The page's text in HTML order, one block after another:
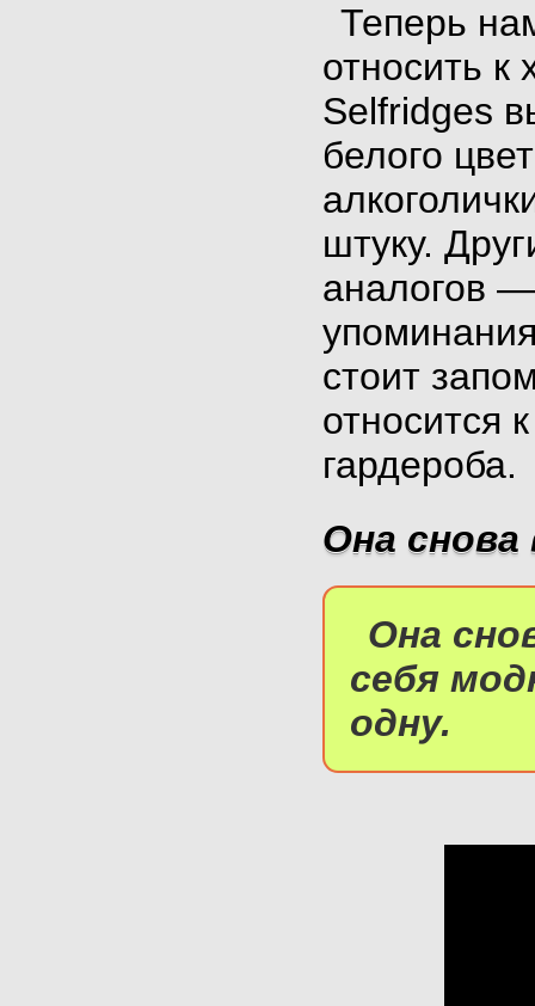
Теперь
относить к
Selfridges
белого
штуку.
аналогов
стоит
относится
гардероба.
Она
Она
себя
одну.